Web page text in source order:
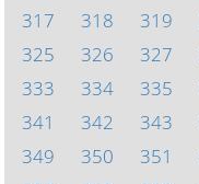
317
318 319
325
326 327
333
334 335
341
342 343
349
350 351